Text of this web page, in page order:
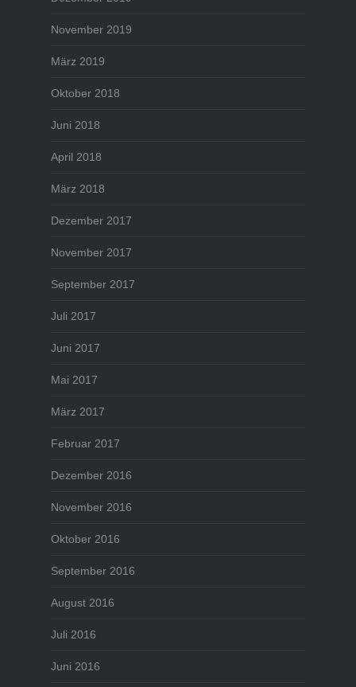
November 2019
März 2019
Oktober 2018
Juni 2018
April 2018
März 2018
Dezember 2017
November 2017
September 2017
Juli 2017
Juni 2017
Mai 2017
März 2017
Februar 2017
Dezember 2016
November 2016
Oktober 2016
September 2016
August 2016
Juli 2016
Juni 2016